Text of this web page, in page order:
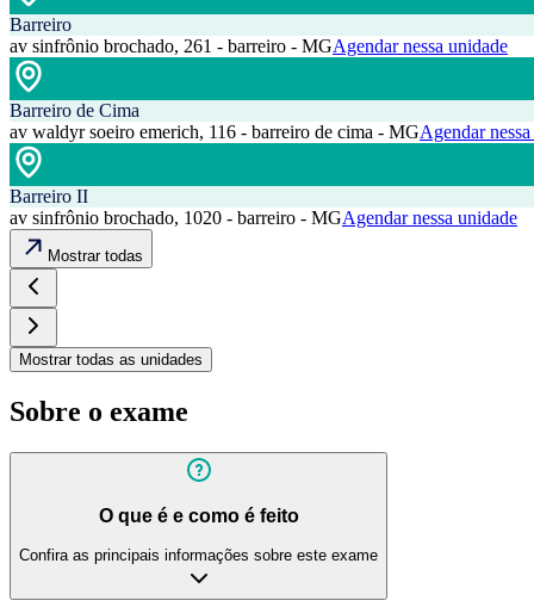
Barreiro
av sinfrônio brochado, 261 - barreiro - MGAgendar nessa unidade
Barreiro de Cima
av waldyr soeiro emerich, 116 - barreiro de cima - MGAgendar
Barreiro II
av sinfrônio brochado, 1020 - barreiro - MGAgendar nessa unidade
Mostrar todas
Mostrar todas as unidades
Sobre o exame
O que é e como é feito
Confira as principais informações sobre este exame